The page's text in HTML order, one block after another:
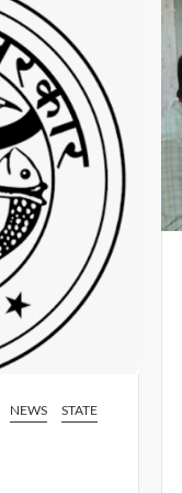
NEWS
STATE